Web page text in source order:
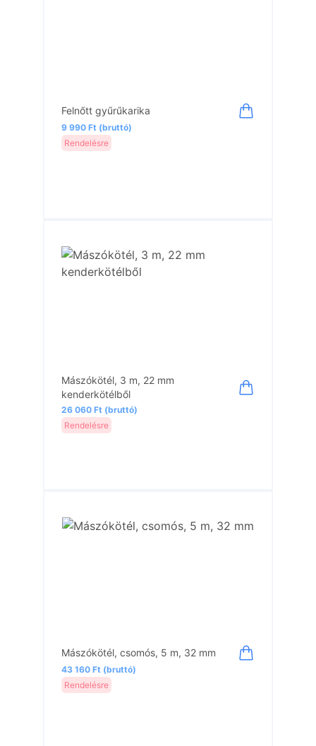
Felnőtt gyűrűkarika
9 990 Ft (bruttó)
Rendelésre
Mászókötél, 3 m, 22 mm
kenderkötélből
26 060 Ft (bruttó)
Rendelésre
Mászókötél, csomós, 5 m, 32 mm
43 160 Ft (bruttó)
Rendelésre